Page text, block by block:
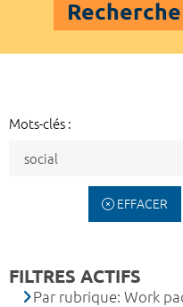
Mots-clés :
EFFACER
FILTRES ACTIFS
Par rubrique: Work